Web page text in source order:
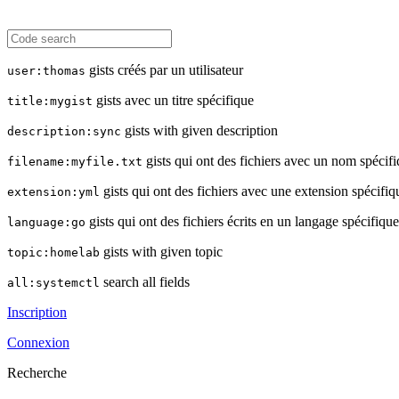
user:thomas gists créés par un utilisateur
title:mygist gists avec un titre spécifique
description:sync gists with given description
filename:myfile.txt gists qui ont des fichiers avec un nom
extension:yml gists qui ont des fichiers avec une extension
language:go gists qui ont des fichiers écrits en un langage spécifique
topic:homelab gists with given topic
all:systemctl search all fields
Inscription
Connexion
Recherche